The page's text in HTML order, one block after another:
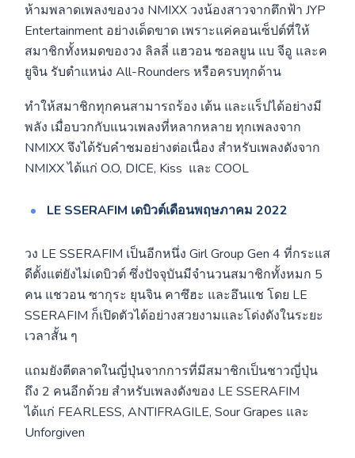
ห้ามพลาดเพลงของวง NMIXX วงน้องสาวจากตึกฟ้า JYP
Entertainment อย่างเด็ดขาด เพราะแค่คอนเซ็ปต์ที่ให้
สมาชิกทั้งหมดของวง ลิลลี่ แฮวอน ซอลยูน แบ จีอู และค
ยูจิน รับตำแหน่ง All-Rounders หรือครบทุกด้าน
ทำให้สมาชิกทุกคนสามารถร้อง เต้น และแร็ปได้อย่างมี
พลัง เมื่อบวกกับแนวเพลงที่หลากหลาย ทุกเพลงจาก
NMIXX จึงได้รับคำชมอย่างต่อเนื่อง สำหรับเพลงดังจาก
NMIXX ได้แก่ O.O, DICE, Kiss และ COOL
LE SSERAFIM เดบิวต์เดือนพฤษภาคม 2022
วง LE SSERAFIM เป็นอีกหนึ่ง Girl Group Gen 4 ที่กระแส
ดีตั้งแต่ยังไม่เดบิวต์ ซึ่งปัจจุบันมีจำนวนสมาชิกทั้งหมก 5
คน แชวอน ซากุระ ยุนจิน คาซึฮะ และอึนแช โดย LE
SSERAFIM ก็เปิดตัวได้อย่างสวยงามและโด่งดังในระยะ
เวลาสั้น ๆ
แถมยังตีตลาดในญี่ปุ่นจากการที่มีสมาชิกเป็นชาวญี่ปุ่น
ถึง 2 คนอีกด้วย สำหรับเพลงดังของ LE SSERAFIM
ได้แก่ FEARLESS, ANTIFRAGILE, Sour Grapes และ
Unforgiven